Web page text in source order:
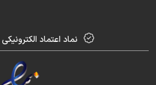
نماد اعتماد